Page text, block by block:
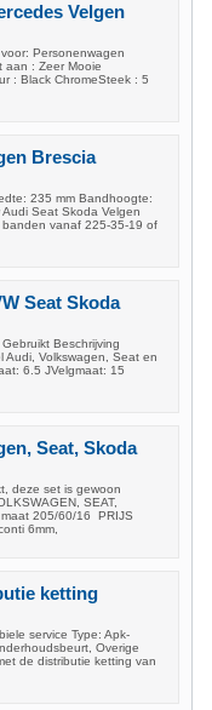
Velgen
Personenwagen
aan : Zeer Mooie
: Black ChromeSteek : 5
Brescia
235 mm Bandhoogte:
Seat Skoda Velgen
vanaf 225-35-19 of
Seat Skoda
Beschrijving
Audi, Volkswagen, Seat en
6.5 JVelgmaat: 15
Seat, Skoda
deze set is gewoon
SEAT,
205/60/16 PRIJS
6mm,
ketting
service Type: Apk-
Overige
de distributie ketting van